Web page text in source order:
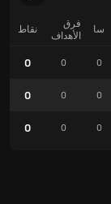
سا
فرق
الأهداف
نقاط
0
0
0
0
0
0
0
0
0